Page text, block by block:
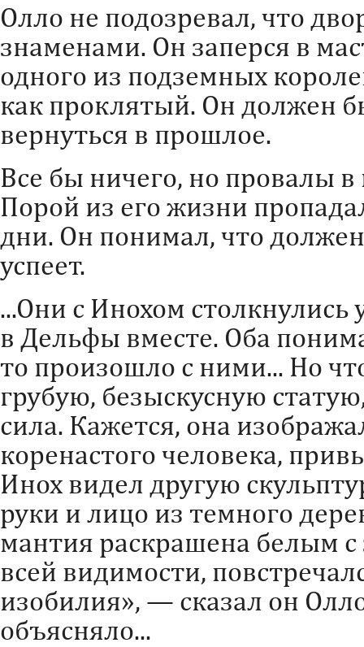
Олло не подозревал, что
знаменами. Он заперся в
одного из подземных
как проклятый. Он должен
вернуться в прошлое.
Все бы ничего, но провалы в
Порой из его жизни
дни. Он понимал, что
успеет.
...Они с Инохом столкнулись
в Дельфы вместе. Оба
то произошло с ними... Но
грубую, безыскусную
сила. Кажется, она
коренастого человека,
Инох видел другую
руки и лицо из темного
мантия раскрашена белым
всей видимости,
изобилия», — сказал он
объясняло...